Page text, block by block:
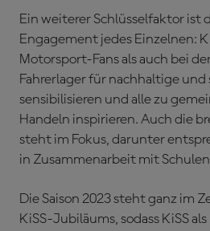
Ein weiterer Schlüsselfaktor ist
Engagement jedes Einzelnen:
Motorsport-Fans als auch bei
Fahrerlager für nachhaltige und
sensibilisieren und alle zu
Handeln inspirieren. Auch die
steht im Fokus, darunter
in Zusammenarbeit mit
Die Saison 2023 steht ganz im
KiSS-Jubiläums, sodass KiSS